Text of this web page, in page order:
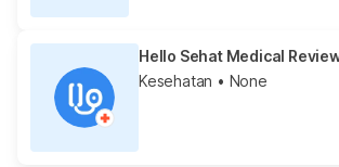
Hello Sehat Medical
Kesehatan • None